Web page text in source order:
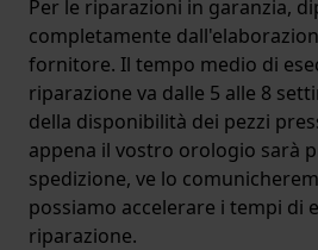
Per le riparazioni in garanzia,
completamente
fornitore. Il tempo medio di
riparazione va dalle 5 alle 8
della disponibilità dei pezzi
appena il vostro orologio sarà
spedizione, ve lo
possiamo accelerare i tempi di
riparazione.